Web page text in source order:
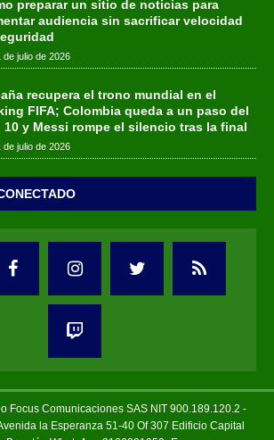
preparar un sitio de noticias para
audiencia sin sacrificar velocidad
de julio de 2026
recupera el trono mundial en el
FIFA; Colombia queda a un paso del
10 y Messi rompe el silencio tras la final
de julio de 2026
Focus Comunicaciones SAS NIT 900.189.120.2 -
la Esperanza 51-40 Of 307 Edificio Capital